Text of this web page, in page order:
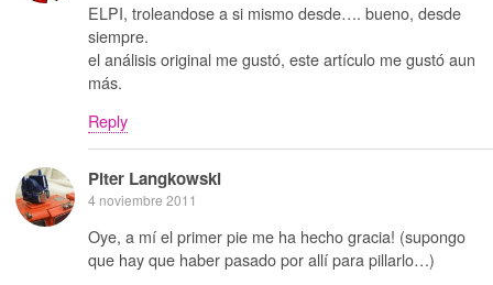
ELPI, troleandose a si mismo desde…. bueno, desde
siempre.
el análisis original me gustó, este artículo me gustó aun
más.
Reply
Piter Langkowski
4 noviembre 2011
Oye, a mí el primer pie me ha hecho gracia! (supongo
que hay que haber pasado por allí para pillarlo…)